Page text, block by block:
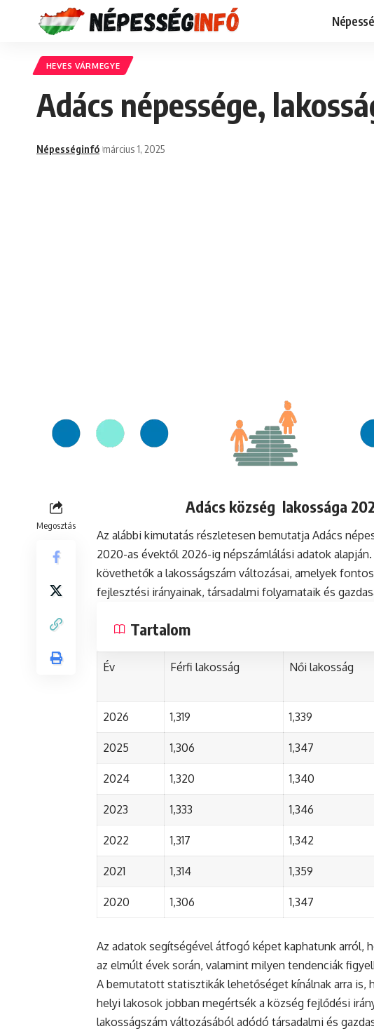
HEVES VÁRMEGYE
Adács népessége,
Népességinfó március 1, 2025
Megosztás
Adács község lakossága
Az alábbi kimutatás részletesen bemutatja Adács
2020-as évektől 2026-ig népszámlálási adatok
követhetők a lakosságszám változásai, amelyek
fejlesztési irányainak, társadalmi folyamataik és
Tartalom
Év Férfi lakosság Női lakosság
2026 1,319 1,339
2025 1,306 1,347
2024 1,320 1,340
2023 1,333 1,346
2022 1,317 1,342
2021 1,314 1,359
2020 1,306 1,347
Az adatok segítségével átfogó képet kaphatunk arról,
az elmúlt évek során, valamint milyen tendenciák
A bemutatott statisztikák lehetőséget kínálnak arra is,
helyi lakosok jobban megértsék a község fejlődési
lakosságszám változásából adódó társadalmi és